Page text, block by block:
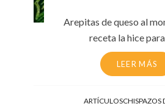
Arepitas de queso al
receta la hice para
LEER MÁS
ARTÍCULOSCHISPAZOS